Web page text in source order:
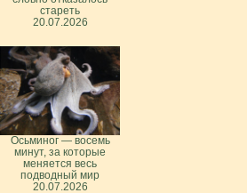
стареть
20.07.2026
Осьминог — восемь
минут, за которые
меняется весь
подводный мир
20.07.2026